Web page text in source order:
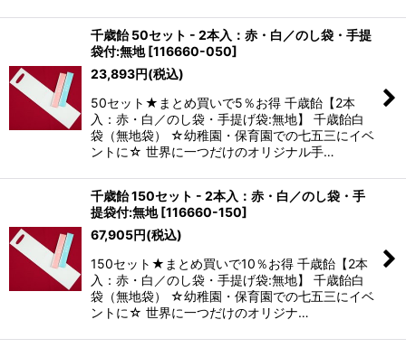
千歳飴 50セット - 2本入：赤・白／のし袋・手提
袋付:無地 [116660-050]
23,893円(税込)
50セット★まとめ買いで5％お得 千歳飴【2本
入：赤・白／のし袋・手提げ袋:無地】 千歳飴白
袋（無地袋） ☆幼稚園・保育園での七五三にイベ
ントに☆ 世界に一つだけのオリジナル手…
千歳飴 150セット - 2本入：赤・白／のし袋・手
提袋付:無地 [116660-150]
67,905円(税込)
150セット★まとめ買いで10％お得 千歳飴【2本
入：赤・白／のし袋・手提げ袋:無地】 千歳飴白
袋（無地袋） ☆幼稚園・保育園での七五三にイベ
ントに☆ 世界に一つだけのオリジナ…